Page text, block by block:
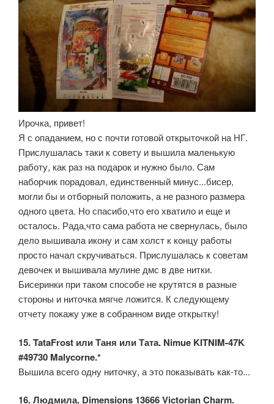
Ирочка, привет!
Я с опаданием, но с почти готовой открыточкой на НГ.
Прислушалась таки к совету и вышила маленькую
работу, как раз на подарок и нужно было. Сам
наборчик порадовал, единственный минус...бисер,
могли бы и отборный положить, а не разного размера
одного цвета. Но спасибо,что его хватило и еще и
осталось. Рада,что сама работа не свернулась, было
дело вышивала икону и сам холст к концу работы
просто начал скручиваться. Прислушалась к советам
девочек и вышивала мулине дмс в две нитки.
Бисеринки при таком способе не крутятся в разные
стороны и ниточка мягче ложится. К следующему
отчету покажу уже в собранном виде открытку!
15. TataFrost или Таня или Тата. Nimue KITNIM-47K
#49730 Malycorne.*
Вышила всего одну ниточку, а это показывать как-то...
16. Людмила. Dimensions 13666 Victorian Charm.